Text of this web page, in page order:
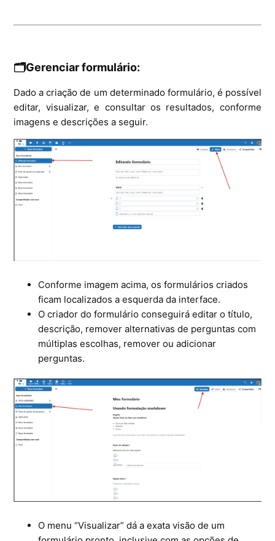
🗂️Gerenciar formulário:
Dado a criação de um determinado formulário, é possível
editar, visualizar, e consultar os resultados, conforme
imagens e descrições a seguir.
Conforme imagem acima, os formulários criados
ficam localizados a esquerda da interface.
O criador do formulário conseguirá editar o título,
descrição, remover alternativas de perguntas com
múltiplas escolhas, remover ou adicionar
perguntas.
O menu “Visualizar” dá a exata visão de um